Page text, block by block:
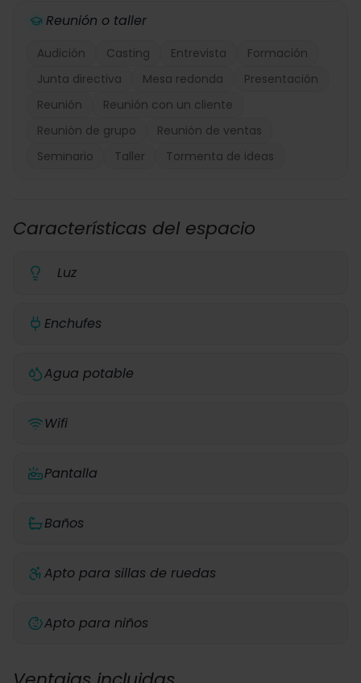
Reunión o taller
Audición Casting Entrevista
Formación
Junta directiva
Mesa redonda
Presentación
Reunión
Reunión con un cliente
Reunión de grupo
Reunión de ventas
Seminario
Taller Tormenta de ideas
Características del espacio
Luz
Enchufes
Agua potable
Wifi
Pantalla
Baños
Apto para sillas de ruedas
Apto para niños